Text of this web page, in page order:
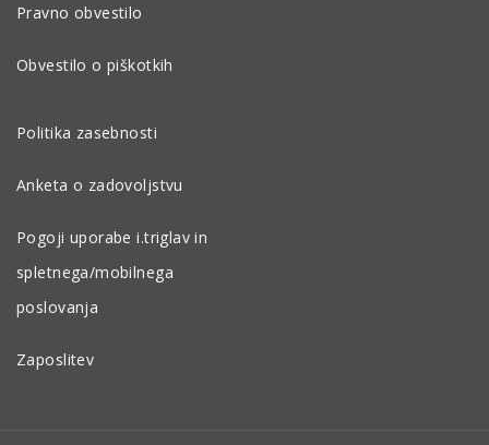
Pravno obvestilo
Obvestilo o piškotkih
Politika zasebnosti
Anketa o zadovoljstvu
Pogoji uporabe i.triglav in
spletnega/mobilnega
poslovanja
Zaposlitev